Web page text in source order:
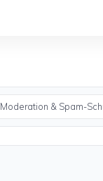
Moderation & Spam-